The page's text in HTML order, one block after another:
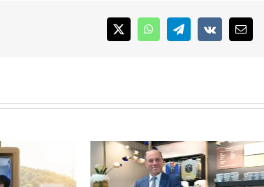
X WhatsAppTelegram
Vk